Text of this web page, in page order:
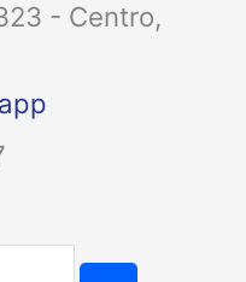
- Centro,